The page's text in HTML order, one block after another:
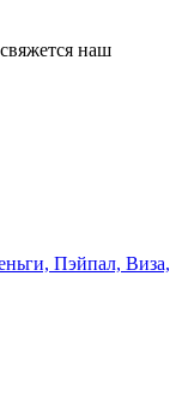
наш